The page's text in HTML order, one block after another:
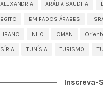
ALEXANDRIA ARÁBIA SAUDITA
EGITO EMIRADOS ÁRABES
LIBANO NILO OMAN
SÍRIA TUNÍSIA TURISMO
Inscreva-